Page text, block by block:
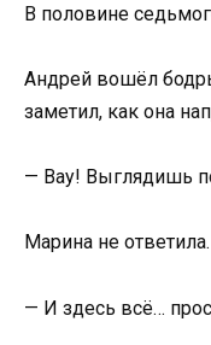
В половине
Андрей вошёл
заметил, как она
— Вау! Выглядишь
Марина не ответила.
— И здесь всё…